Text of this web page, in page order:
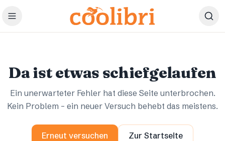
Zum Hauptinhalt springen
Da ist etwas schiefgelaufen
Ein unerwarteter Fehler hat diese Seite unterbrochen.
Kein Problem – ein neuer Versuch behebt das meistens.
Erneut versuchen Zur Startseite